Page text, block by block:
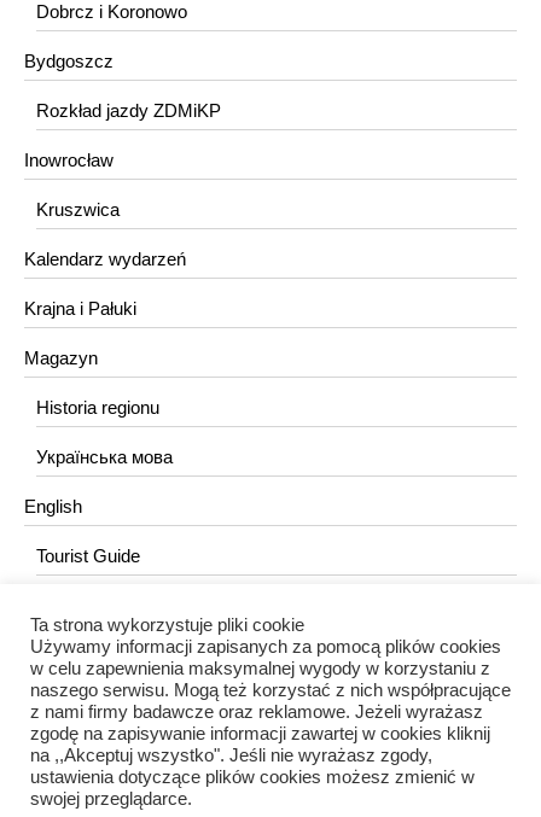
Dobrcz i Koronowo
Bydgoszcz
Rozkład jazdy ZDMiKP
Inowrocław
Kruszwica
Kalendarz wydarzeń
Krajna i Pałuki
Magazyn
Historia regionu
Українська мова
English
Tourist Guide
KONTAKT
redakcja@portalkujawski.pl
Redakcja
Ta strona wykorzystuje pliki cookie
Używamy informacji zapisanych za pomocą plików cookies
w celu zapewnienia maksymalnej wygody w korzystaniu z
naszego serwisu. Mogą też korzystać z nich współpracujące
z nami firmy badawcze oraz reklamowe. Jeżeli wyrażasz
zgodę na zapisywanie informacji zawartej w cookies kliknij
na ,,Akceptuj wszystko". Jeśli nie wyrażasz zgody,
ustawienia dotyczące plików cookies możesz zmienić w
swojej przeglądarce.